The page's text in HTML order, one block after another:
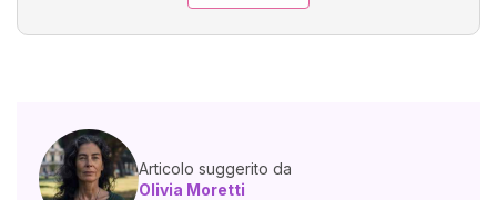
Articolo suggerito da
Olivia Moretti